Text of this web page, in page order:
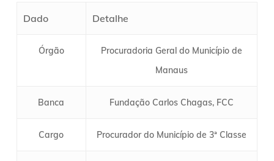
Dado Detalhe
Órgão
Procuradoria Geral do Município de
Manaus
Banca Fundação Carlos Chagas, FCC
Cargo Procurador do Município de 3ª Classe